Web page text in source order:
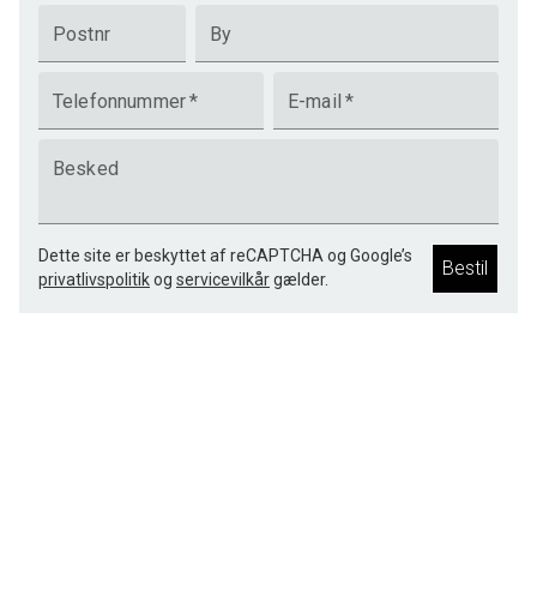
Postnr By
Telefonnummer* E-mail *
Besked
Dette site er beskyttet af reCAPTCHA og Google’s
privatlivspolitikog servicevilkårgælder. Bestil